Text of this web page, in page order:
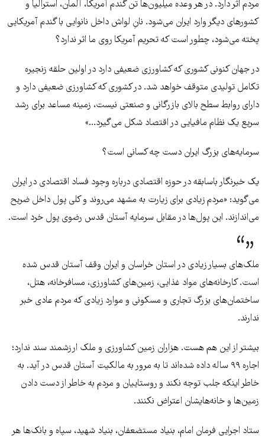
مردم اثر دارد. در هر وعده میلیون‌ها تن گندم آمریکا، آلمان، استرالیا و
کشورهای دیگر وارد ایران می‌شود. نانِ لواش داخل نانوایی با گندم آمریکایی
پخته می‌شود، چطور است که تحریم آمریکا روی ما اثر ندارد؟
در جهان کنونی کشوری که کشاورزی ضعیفی دارد در اولین حلقه زنجیره
تکامل تولیدی متوقف خواهد شد. در کشوری که کشاورزی ضعیفی دارد و
دارای روابط سطح بالای بازرگانی و صنعتی نیست، زمینه مساعد برای رشد
سریع یک نظام مافیایی در اقتصاد شکل می‌گیرد...»
سرمایه‌های بزرگ ایران دست چه کسانی است؟
یک خبرنگار باسابقه در حوزه اقتصادی درباره وجود فساد اقتصادی در ایران
می‌گوید: «مردم زیادی برای زیارت به مشهد می‌روند و کلی پول داخل ضریح
می‌اندازند. این پول‌ها در مقابل سرمایه آستان قدس رضوی پول خرد است.
ملک‌های بسیار زیادی در استان خراسان و ایران وقف آستان قدس شده
است. کارخانه‌های مواد غذایی، زمین‌های کشاورزی، مسافرخانه، هتل،
ساختمان‌های بزرگ تجاری و مسکونی و موارد زیادی که مردم عادی خبر
ندارند.
بیشتر از این هم هست. هزاران زمین‌ کشاورزی و ملک ارزشمند سند ندارد؛
اجاره ۹۹ ساله داده شده‌اند تا به مرور به مالکیت آستان قدس در ‌آید. به
خاطر اینکه جلب توجه نکند و روستاییان و مردم به خاطر از دست دادن
زمین‌ها و خانه‌‌هایشان اعتراض نکنند.
ستاد اجرایی فرمان امام، بنیاد مستضعفان، بنیاد شهید، سپاه و بانک‌ها هر